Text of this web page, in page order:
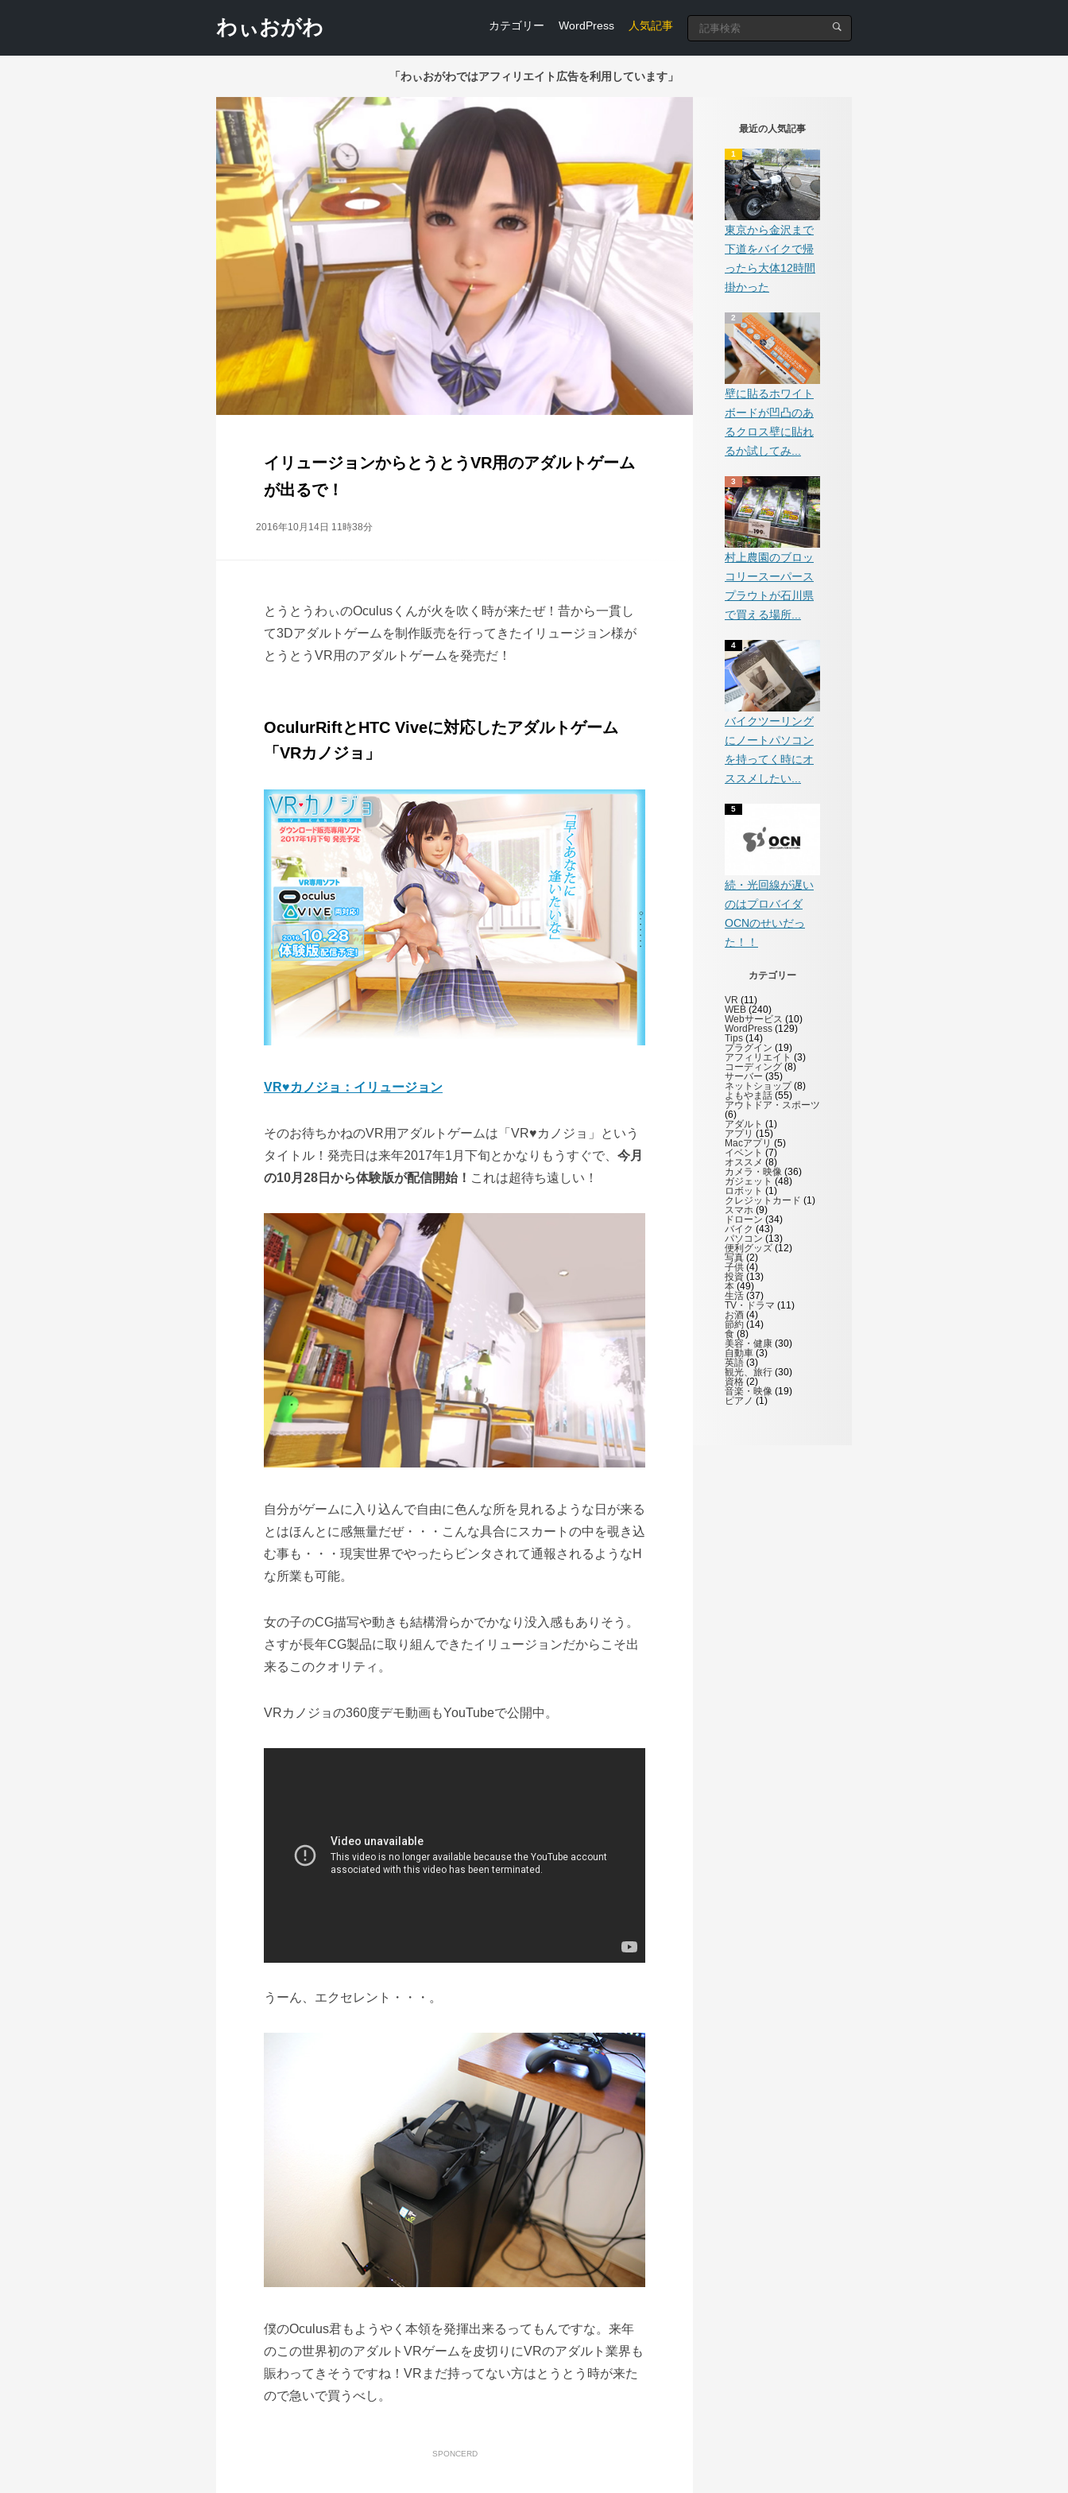
わぃおがわ カテゴリー WordPress 人気記事
「わぃおがわではアフィリエイト広告を利用しています」
イリュージョンからとうとうVR用のアダルトゲーム
が出るで！
2016年10月14日 11時38分
とうとうわぃのOculusくんが火を吹く時が来たぜ！昔から一貫し
て3Dアダルトゲームを制作販売を行ってきたイリュージョン様が
とうとうVR用のアダルトゲームを発売だ！
OculurRiftとHTC Viveに対応したアダルトゲーム
「VRカノジョ」
VR♥カノジョ：イリュージョン
そのお待ちかねのVR用アダルトゲームは「VR♥カノジョ」という
タイトル！発売日は来年2017年1月下旬とかなりもうすぐで、 今月
の10月28日から体験版が配信開始！ これは超待ち遠しい！
自分がゲームに入り込んで自由に色んな所を見れるような日が来る
とはほんとに感無量だぜ・・・こんな具合にスカートの中を覗き込
む事も・・・現実世界でやったらビンタされて通報されるようなH
な所業も可能。
女の子のCG描写や動きも結構滑らかでかなり没入感もありそう。
さすが長年CG製品に取り組んできたイリュージョンだからこそ出
来るこのクオリティ。
VRカノジョの360度デモ動画もYouTubeで公開中。
うーん、エクセレント・・・。
僕のOculus君もようやく本領を発揮出来るってもんですな。来年
のこの世界初のアダルトVRゲームを皮切りにVRのアダルト業界も
賑わってきそうですね！VRまだ持ってない方はとうとう時が来た
ので急いで買うべし。
SPONCERD
最近の人気記事
東京から金沢まで
下道をバイクで帰
ったら大体12時間
掛かった
壁に貼るホワイト
ボードが凹凸のあ
るクロス壁に貼れ
るか試してみ...
村上農園のブロッ
コリースーパース
プラウトが石川県
で買える場所...
バイクツーリング
にノートパソコン
を持ってく時にオ
ススメしたい...
続・光回線が遅い
のはプロバイダ
OCNのせいだっ
た！！
カテゴリー
VR (11)
WEB (240)
Webサービス (10)
WordPress (129)
Tips (14)
プラグイン (19)
アフィリエイト (3)
コーディング (8)
サーバー (35)
ネットショップ(8)
よもやま話 (55)
アウトドア・スポーツ
(6)
アダルト (1)
アプリ (15)
Macアプリ (5)
イベント (7)
オススメ (8)
カメラ・映像 (36)
ガジェット (48)
ロボット (1)
クレジットカード (1)
スマホ (9)
ドローン (34)
バイク (43)
パソコン (13)
便利グッズ (12)
写真 (2)
子供 (4)
投資 (13)
本 (49)
生活 (37)
TV・ドラマ (11)
お酒 (4)
節約 (14)
食 (8)
美容・健康 (30)
自動車 (3)
英語 (3)
観光、旅行 (30)
資格 (2)
音楽・映像 (19)
ピアノ (1)